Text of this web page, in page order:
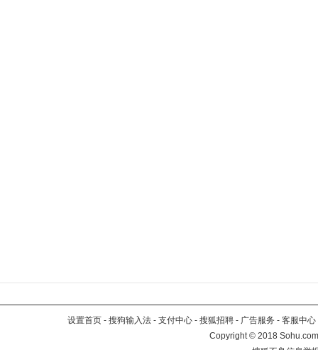
设置首页 - 搜狗输入法 - 支付中心 - 搜狐招聘 - 广告服务 - 客服中心
Copyright©2018